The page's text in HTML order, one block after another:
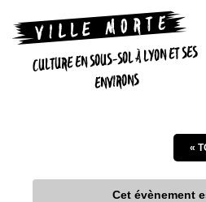
CULTURE EN SOUS-SOL À LYON ET SES
ENVIRONS
«
Cet évènement